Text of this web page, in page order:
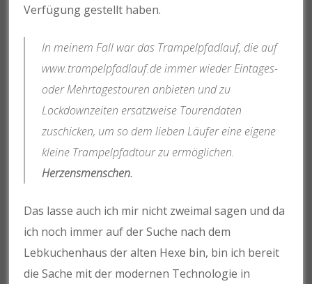
Verfügung gestellt haben.
In meinem Fall war das Trampelpfadlauf, die auf
www.trampelpfadlauf.de immer wieder Eintages-
oder Mehrtagestouren anbieten und zu
Lockdownzeiten ersatzweise Tourendaten
zuschicken, um so dem lieben Läufer eine eigene
kleine Trampelpfadtour zu ermöglichen.
Herzensmenschen.
Das lasse auch ich mir nicht zweimal sagen und da
ich noch immer auf der Suche nach dem
Lebkuchenhaus der alten Hexe bin, bin ich bereit
die Sache mit der modernen Technologie in